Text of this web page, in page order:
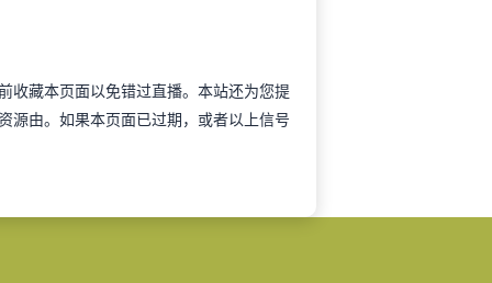
收藏本页面以免错过直播。本站还为您提
源由。如果本页面已过期，或者以上信号